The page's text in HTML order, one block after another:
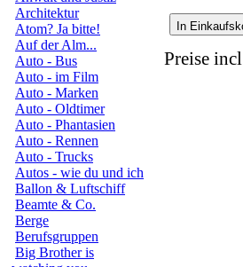
Architektur
Atom? Ja bitte!
Auf der Alm...
Auto - Bus
Auto - im Film
Auto - Marken
Auto - Oldtimer
Auto - Phantasien
Auto - Rennen
Auto - Trucks
Autos - wie du und ich
Ballon & Luftschiff
Beamte & Co.
Berge
Berufsgruppen
Big Brother is
In
Preise